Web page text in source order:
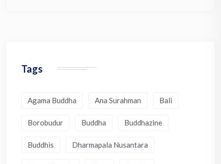
Tags
Agama Buddha Ana Surahman Bali
Borobudur Buddha Buddhazine
Buddhis Dharmapala Nusantara